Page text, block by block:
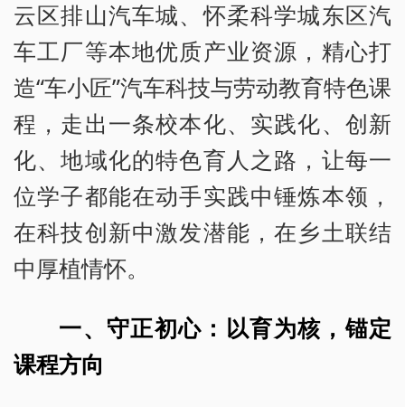
云区排山汽车城、怀柔科学城东区汽
车工厂等本地优质产业资源，精心打
造“车小匠”汽车科技与劳动教育特色课
程，走出一条校本化、实践化、创新
化、地域化的特色育人之路，让每一
位学子都能在动手实践中锤炼本领，
在科技创新中激发潜能，在乡土联结
中厚植情怀。
一、守正初心：以育为核，锚定
课程方向